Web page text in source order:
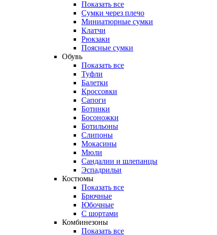
Показать все
Сумки через плечо
Миниатюрные cумки
Клатчи
Рюкзаки
Поясные сумки
Обувь
Показать все
Туфли
Балетки
Кроссовки
Сапоги
Ботинки
Босоножки
Ботильоны
Слипоны
Мокасины
Мюли
Сандалии и шлепанцы
Эспадрильи
Костюмы
Показать все
Брючные
Юбочные
С шортами
Комбинезоны
Показать все